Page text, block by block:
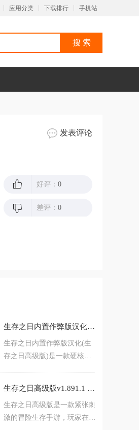
应用分类 下载排行 手机站
发表评论
好评： 0
差评： 0
生存之日内置作弊版汉化(生存之日高级版)v1.908.5.2 最新版
生存之日内置作弊版汉化(生
存之日高级版)是一款硬核末
上，直面饥饿、寒冷、辐射与
变异生物的威胁，凭借智慧与
勇气艰难求生，玩家可自由探
生存之日高级版v1.891.1 最新版
生存之日高级版是一款紧张刺
激的冒险生存手游，玩家在废